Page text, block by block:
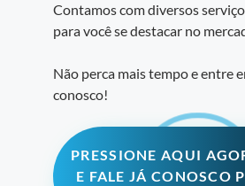
Contamos com diversos
para você se destacar no
Não perca mais tempo e entre
conosco!
PRESSIONE AQUI
E FALE JÁ CONOSCO